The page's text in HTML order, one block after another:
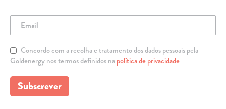
Concordo com a recolha e tratamento dos dados pessoais pela
Goldenergy nos termos definidos napolítica de privacidade
Subscrever